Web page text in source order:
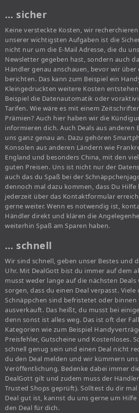
… sicher
Keine versteckte Kosten, wir
unserer wichtigsten Aufgaben ist die
nicht nur um die E-Mail Adresse, die du
Newsletter gegeben hast, sondern auch
Händler genau anschauen, bevor wir über
berichten. Das kann zum Beispiel ein
Kleingedruckten weitere Kosten
Beispiel die Datenautomatik oder
Tarifen. Wie wäre es mit einem
Prämien? Auch hier haben wir die
informieren dich. Auch Deals aus anderen
uns ganz genau an. Dazu gehören
Konsolen aus anderen Ländern wie
England und besonders China, mit den
guten Preisen. Uns ist nicht nur der
auch das du Spaß bei der
dennoch mal dazu kommen, dass Du
jederzeit über das Kontaktformular
gerne weiter. Wenn es notwendig ist,
Händler direkt und klären die
weiterhin Spaß am Sparen haben.
… schnell
Wir sind schnell, geben unser Bestes und
Uhr. Mit DealGott bist du immer auf dem
musst weder lange auf die nächsten
sorgen, dass du einen Deal verpasst.
Schnäppchen sind befristetet oder
ausverkauft. Das heißt, du musst bei
denn sonst ist alles weg. Das ist oft der
Kategorien wie zum Beispiel
Preisfehler, Gutscheine und Kostenloses.
schnell genug sein und einen Deal nicht
du den Deal melden und wir kümmern
Veröffentlichung. Bedenke dabei immer
DealGott gilt und zudem muss der
Trusted Shops geprüft). Solltest du dir
Deal gut ist, kannst du uns gerne um
den Deal für dich.